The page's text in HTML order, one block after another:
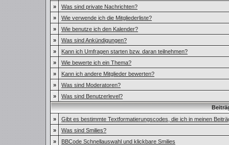
»
Was sind private Nachrichten?
»
Wie verwende ich die Mitgliederliste?
»
Wie benutze ich den Kalender?
»
Was sind Ankündigungen?
»
Kann ich Umfragen starten bzw. daran teilnehmen?
»
Wie bewerte ich ein Thema?
»
Kann ich andere Mitglieder bewerten?
»
Was sind Moderatoren?
»
Was sind Benutzerlevel?
»
Gibt es bestimmte Textformatierungscodes, die ich in meinen
»
Was sind Smilies?
»
BBCode Schnellauswahl und klickbare Smilies